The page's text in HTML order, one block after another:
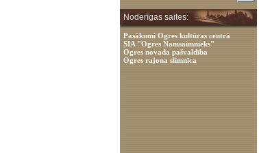
Noderīgas saites:
Pasākumi Ogres kultūras centrā
SIA "Ogres Namsaimnieks"
Ogres novada pašvaldība
Ogres rajona slimnīca